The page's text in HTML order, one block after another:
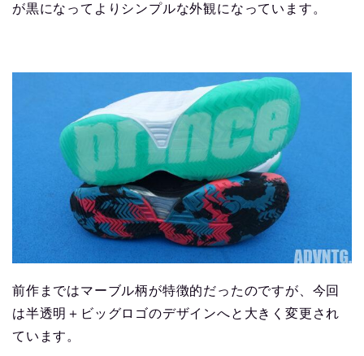
が黒になってよりシンプルな外観になっています。
前作まではマーブル柄が特徴的だったのですが、今回
は半透明＋ビッグロゴのデザインへと大きく変更され
ています。